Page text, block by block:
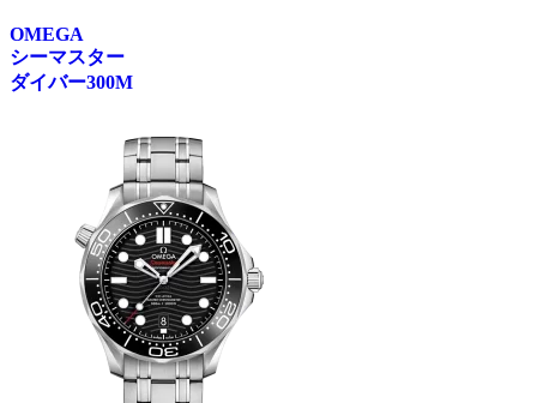
OMEGA
シーマスター
ダイバー300M